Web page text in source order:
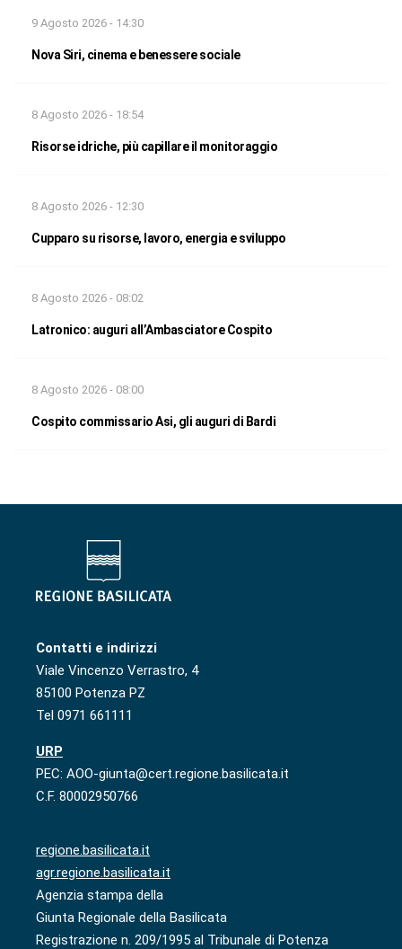
9 Agosto 2026 - 14:30
Nova Siri, cinema e benessere sociale
8 Agosto 2026 - 18:54
Risorse idriche, più capillare il monitoraggio
8 Agosto 2026 - 12:30
Cupparo su risorse, lavoro, energia e sviluppo
8 Agosto 2026 - 08:02
Latronico: auguri all’Ambasciatore Cospito
8 Agosto 2026 - 08:00
Cospito commissario Asi, gli auguri di Bardi
Contatti e indirizzi
Viale Vincenzo Verrastro, 4
85100 Potenza PZ
Tel 0971 661111
URP
PEC: AOO-giunta@cert.regione.basilicata.it
C.F. 80002950766
regione.basilicata.it
agr.regione.basilicata.it
Agenzia stampa della
Giunta Regionale della Basilicata
Registrazione n. 209/1995 al Tribunale di Potenza